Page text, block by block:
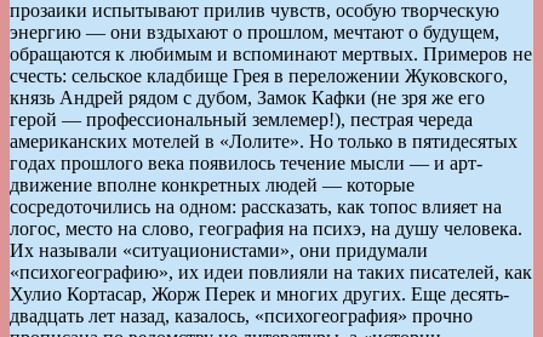
прозаики испытывают прилив чувств, особую творческую
энергию — они вздыхают о прошлом, мечтают о будущем,
обращаются к любимым и вспоминают мертвых. Примеров не
счесть: сельское кладбище Грея в переложении Жуковского,
князь Андрей рядом с дубом, Замок Кафки (не зря же его
герой — профессиональный землемер!), пестрая череда
американских мотелей в «Лолите». Но только в пятидесятых
годах прошлого века появилось течение мысли — и арт-
движение вполне конкретных людей — которые
сосредоточились на одном: рассказать, как топос влияет на
логос, место на слово, география на психэ, на душу человека.
Их называли «ситуационистами», они придумали
«психогеографию», их идеи повлияли на таких писателей, как
Хулио Кортасар, Жорж Перек и многих других. Еще десять-
двадцать лет назад, казалось, «психогеография» прочно